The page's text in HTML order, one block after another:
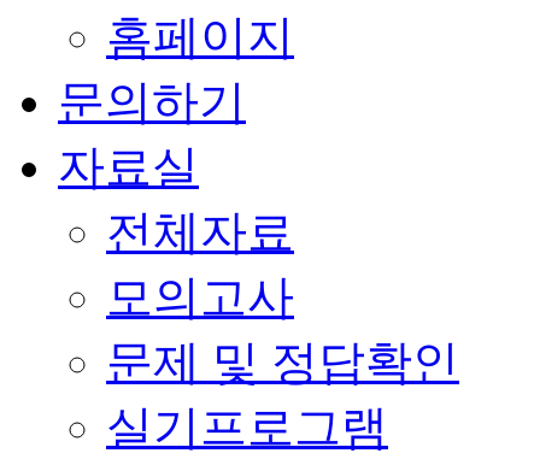
홈페이지
문의하기
자료실
전체자료
모의고사
문제 및 정답확인
실기프로그램